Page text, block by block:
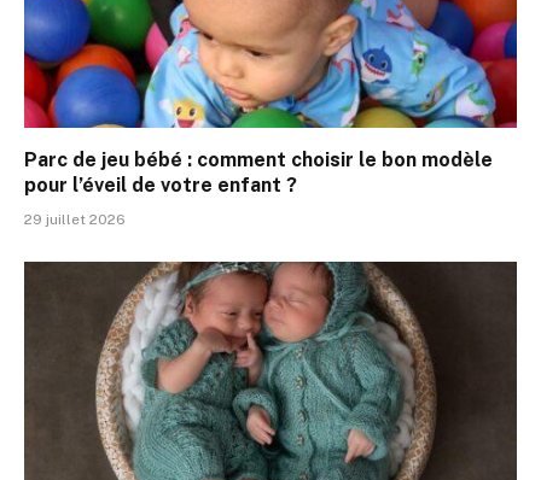
Parc de jeu bébé : comment choisir le bon modèle
pour l’éveil de votre enfant ?
29 juillet 2026